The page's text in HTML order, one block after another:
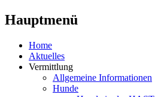
Hauptmenü
Home
Aktuelles
Vermittlung
Allgemeine Informationen
Hunde